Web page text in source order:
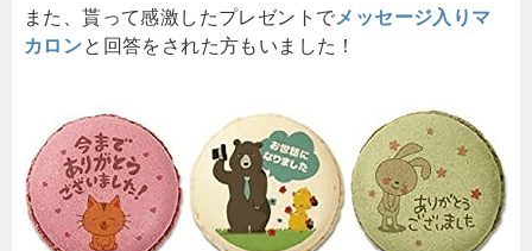
また、貰って感激したプレゼントでメッセージ入りマ
カロンと回答をされた方もいました！